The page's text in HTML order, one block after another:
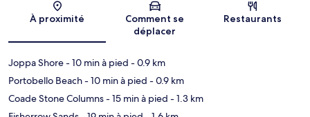
Carte
À proximité
Comment se
déplacer
Restaurants
Joppa Shore- 10 min à pied - 0.9 km
Portobello Beach- 10 min à pied - 0.9 km
Coade Stone Columns- 15 min à pied - 1.3 km